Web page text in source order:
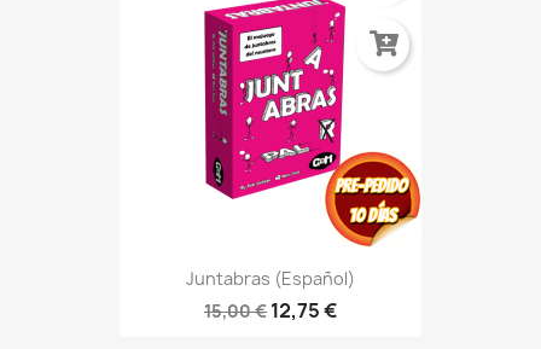
Juntabras (Español)
15,00 € 12,75 €